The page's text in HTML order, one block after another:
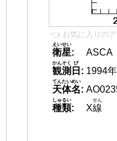
👈 お気に入りのア
衛星
えいせい
:
ASCA
観測
かんそく
日
び
: 1994
天体名
てんたいめい
:
種類
しゅるい
: X線
せん